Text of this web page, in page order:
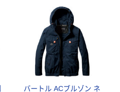
バートル ACブルゾン ネ